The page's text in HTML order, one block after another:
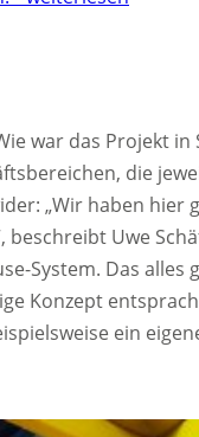
war das
die
„Wir haben
Uwe
Das
ein